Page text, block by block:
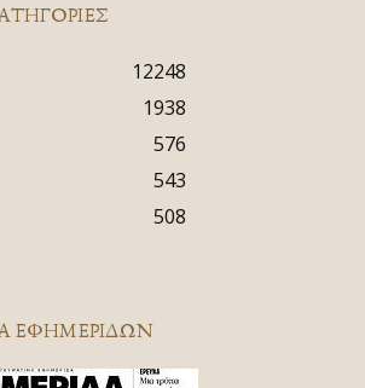
12248
1938
576
543
508
ΕΦΗΜΕΡΊΔΩΝ